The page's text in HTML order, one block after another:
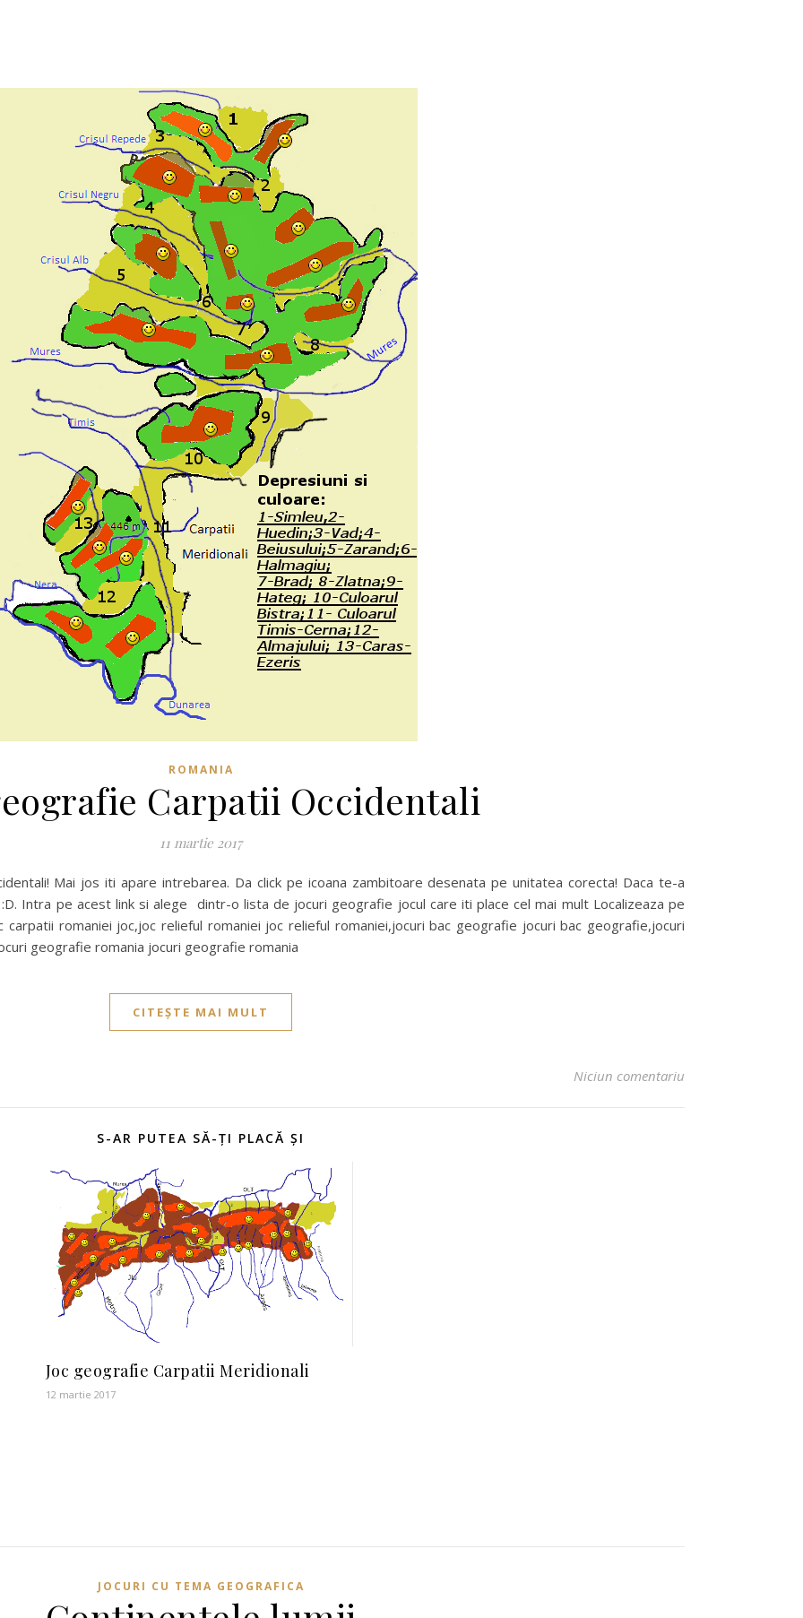
ROMANIA
Carpatii Occidentali
11 martie 2017
Mai jos iti apare intrebarea. Da click pe icoana zambitoare desenata pe unitatea corecta! Daca te-a
Intra pe acest link si alege dintr-o lista de jocuri geografie jocul care iti place cel mai mult Localizeaza pe
carpatii romaniei joc,joc relieful romaniei joc relieful romaniei,jocuri bac geografie jocuri bac geografie,jocuri
geografie romania jocuri geografie romania
CITEȘTE MAI MULT
Niciun comentariu
S-AR PUTEA SĂ-ȚI PLACĂ ȘI
Joc geografie Carpatii Meridionali
12 martie 2017
JOCURI CU TEMA GEOGRAFICA